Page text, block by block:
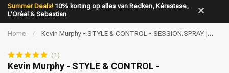
Summer Deals! 10% korting op alles van Redken, Kérastase,
L’Oréal & Sebastian
Home /
Kevin Murphy - STYLE & CONTROL - SESSION.SPRAY |
(1)
Kevin Murphy - STYLE & CONTROL -